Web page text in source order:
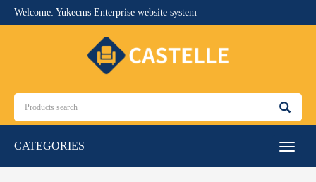
Welcome: Yukecms Enterprise website system
Toggle
CATEGORIES